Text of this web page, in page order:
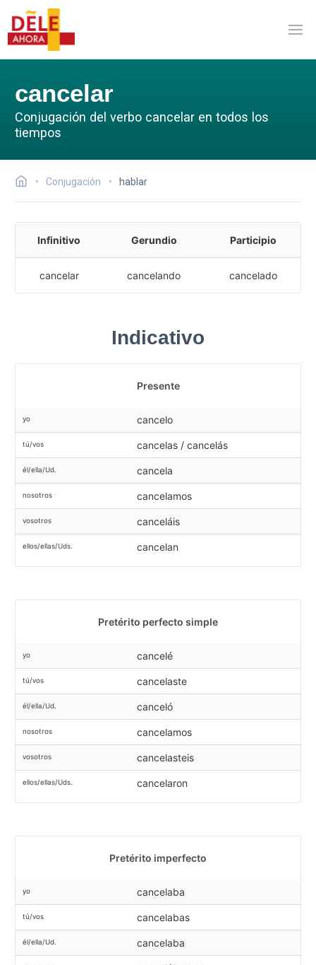
cancelar
Conjugación del verbo cancelar en todos los
tiempos
Conjugación hablar
Infinitivo Gerundio Participio
cancelar cancelando cancelado
Indicativo
Presente
yo cancelo
tú/vos cancelas / cancelás
él/ella/Ud. cancela
nosotros cancelamos
vosotros canceláis
ellos/ellas/Uds. cancelan
Pretérito perfecto simple
yo cancelé
tú/vos cancelaste
él/ella/Ud. canceló
nosotros cancelamos
vosotros cancelasteis
ellos/ellas/Uds. cancelaron
Pretérito imperfecto
yo cancelaba
tú/vos cancelabas
él/ella/Ud. cancelaba